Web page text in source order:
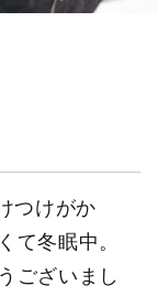
つけがか
て冬眠中。
ございまし